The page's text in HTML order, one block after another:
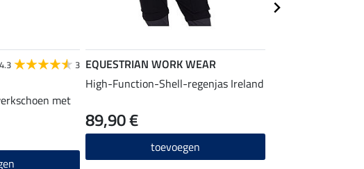
4.3 3
met
EQUESTRIAN WORK WEAR
High-Function-Shell-regenjas Ireland
89,90 €
toevoegen